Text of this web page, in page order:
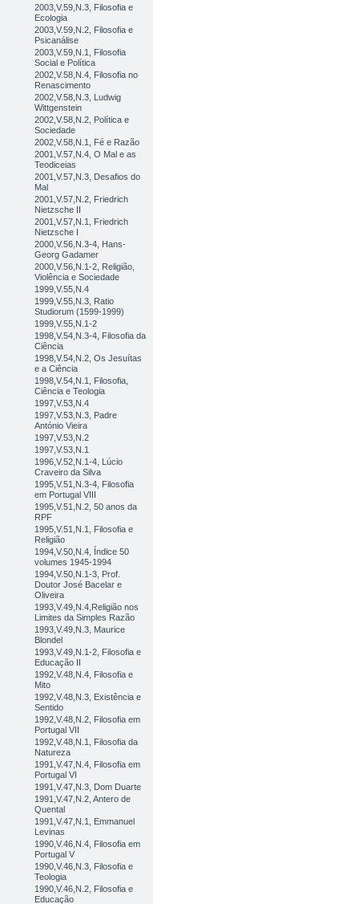
2003,V.59,N.3, Filosofia e
Ecologia
2003,V.59,N.2, Filosofia e
Psicanálise
2003,V.59,N.1, Filosofia
Social e Política
2002,V.58,N.4, Filosofia no
Renascimento
2002,V.58,N.3, Ludwig
Wittgenstein
2002,V.58,N.2, Política e
Sociedade
2002,V.58,N.1, Fé e Razão
2001,V.57,N.4, O Mal e as
Teodiceias
2001,V.57,N.3, Desafios do
Mal
2001,V.57,N.2, Friedrich
Nietzsche II
2001,V.57,N.1, Friedrich
Nietzsche I
2000,V.56,N.3-4, Hans-
Georg Gadamer
2000,V.56,N.1-2, Religião,
Violência e Sociedade
1999,V.55,N.4
1999,V.55,N.3, Ratio
Studiorum (1599-1999)
1999,V.55,N.1-2
1998,V.54,N.3-4, Filosofia da
Ciência
1998,V.54,N.2, Os Jesuítas
e a Ciência
1998,V.54,N.1, Filosofia,
Ciência e Teologia
1997,V.53,N.4
1997,V.53,N.3, Padre
António Vieira
1997,V.53,N.2
1997,V.53,N.1
1996,V.52,N.1-4, Lúcio
Craveiro da Silva
1995,V.51,N.3-4, Filosofia
em Portugal VIII
1995,V.51,N.2, 50 anos da
RPF
1995,V.51,N.1, Filosofia e
Religião
1994,V.50,N.4, Índice 50
volumes 1945-1994
1994,V.50,N.1-3, Prof.
Doutor José Bacelar e
Oliveira
1993,V.49,N.4,Religião nos
Limites da Simples Razão
1993,V.49,N.3, Maurice
Blondel
1993,V.49,N.1-2, Filosofia e
Educação II
1992,V.48,N.4, Filosofia e
Mito
1992,V.48,N.3, Existência e
Sentido
1992,V.48,N.2, Filosofia em
Portugal VII
1992,V.48,N.1, Filosofia da
Natureza
1991,V.47,N.4, Filosofia em
Portugal VI
1991,V.47,N.3, Dom Duarte
1991,V.47,N.2, Antero de
Quental
1991,V.47,N.1, Emmanuel
Levinas
1990,V.46,N.4, Filosofia em
Portugal V
1990,V.46,N.3, Filosofia e
Teologia
1990,V.46,N.2, Filosofia e
Educação